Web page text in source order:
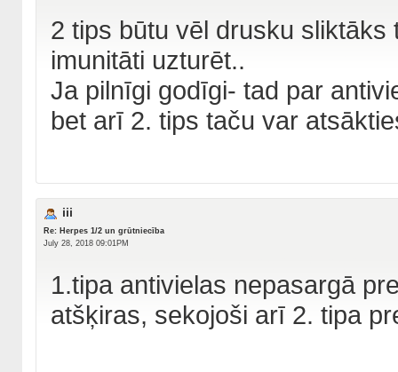
2 tips būtu vēl drusku
imunitāti uzturēt..
Ja pilnīgi godīgi- tad par
bet arī 2. tips taču var
iii
Re: Herpes 1/2 un grūtniecība
July 28, 2018 09:01PM
1.tipa antivielas nepasargā
atšķiras, sekojoši arī 2. tipa